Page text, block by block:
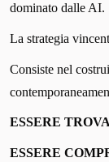
dominato dalle AI.
La strategia
Consiste nel
ESSERE
ESSERE